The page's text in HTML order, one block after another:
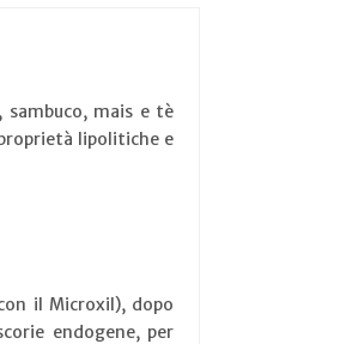
mais e tè
lipolitiche e
il Microxil), dopo
endogene, per